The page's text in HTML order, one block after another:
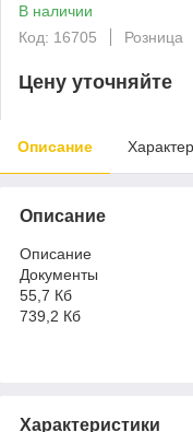
В наличии
Код: 16705
Розница
Цену уточняйте
Описание
Описание
Описание
Документы
55,7 Кб
739,2 Кб
Характеристики